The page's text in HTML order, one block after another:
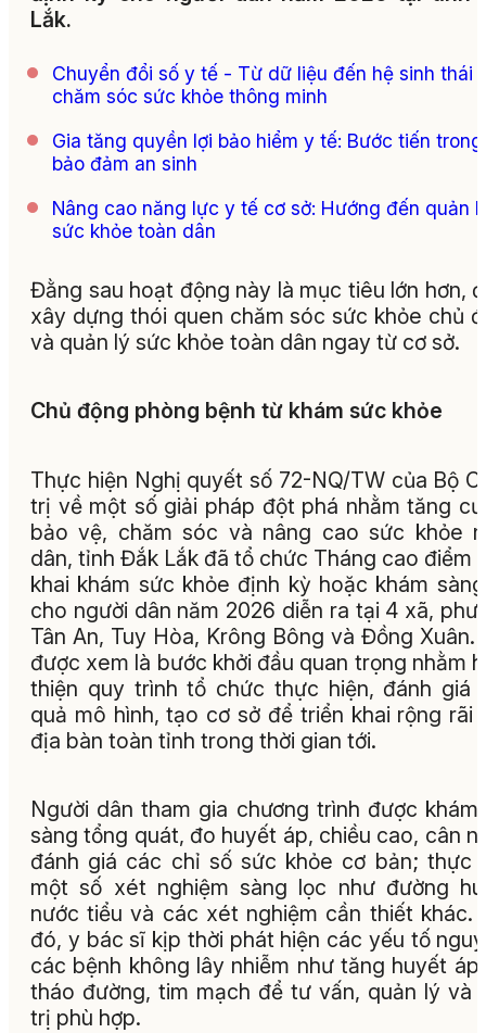
Lắk.
Chuyển đổi số y tế - Từ dữ liệu đến hệ sinh thái
chăm sóc sức khỏe thông minh
Gia tăng quyền lợi bảo hiểm y tế: Bước tiến trong
bảo đảm an sinh
Nâng cao năng lực y tế cơ sở: Hướng đến quản
sức khỏe toàn dân
Đằng sau hoạt động này là mục tiêu lớn hơn,
xây dựng thói quen chăm sóc sức khỏe chủ
và quản lý sức khỏe toàn dân ngay từ cơ sở.
Chủ động phòng bệnh từ khám sức khỏe
Thực hiện Nghị quyết số 72-NQ/TW của Bộ
trị về một số giải pháp đột phá nhằm tăng
bảo vệ, chăm sóc và nâng cao sức khỏe
dân, tỉnh Đắk Lắk đã tổ chức Tháng cao điểm
khai khám sức khỏe định kỳ hoặc khám
cho người dân năm 2026 diễn ra tại 4 xã,
Tân An, Tuy Hòa, Krông Bông và Đồng Xuân.
được xem là bước khởi đầu quan trọng nhằm
thiện quy trình tổ chức thực hiện, đánh giá
quả mô hình, tạo cơ sở để triển khai rộng rãi
địa bàn toàn tỉnh trong thời gian tới.
Người dân tham gia chương trình được khám
sàng tổng quát, đo huyết áp, chiều cao, cân
đánh giá các chỉ số sức khỏe cơ bản; thực
một số xét nghiệm sàng lọc như đường
nước tiểu và các xét nghiệm cần thiết khác.
đó, y bác sĩ kịp thời phát hiện các yếu tố
các bệnh không lây nhiễm như tăng huyết
tháo đường, tim mạch để tư vấn, quản lý và
trị phù hợp.